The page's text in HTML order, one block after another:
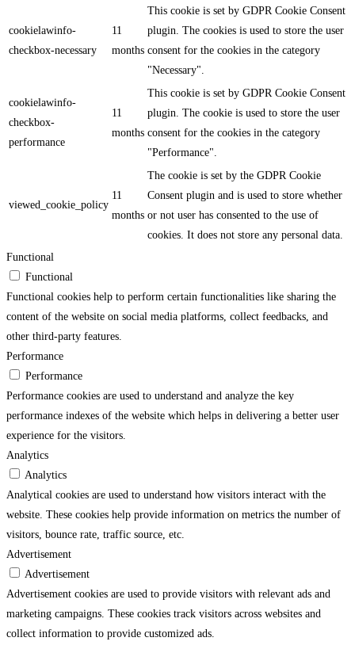
cookielawinfo-
checkbox-necessary
11
months
This cookie is set by GDPR Cookie Consent
plugin. The cookies is used to store the user
consent for the cookies in the category
"Necessary".
cookielawinfo-
checkbox-
performance
11
months
This cookie is set by GDPR Cookie Consent
plugin. The cookie is used to store the user
consent for the cookies in the category
"Performance".
viewed_cookie_policy
11
months
The cookie is set by the GDPR Cookie
Consent plugin and is used to store whether
or not user has consented to the use of
cookies. It does not store any personal data.
Functional
Functional
Functional cookies help to perform certain functionalities like sharing the
content of the website on social media platforms, collect feedbacks, and
other third-party features.
Performance
Performance
Performance cookies are used to understand and analyze the key
performance indexes of the website which helps in delivering a better user
experience for the visitors.
Analytics
Analytics
Analytical cookies are used to understand how visitors interact with the
website. These cookies help provide information on metrics the number of
visitors, bounce rate, traffic source, etc.
Advertisement
Advertisement
Advertisement cookies are used to provide visitors with relevant ads and
marketing campaigns. These cookies track visitors across websites and
collect information to provide customized ads.